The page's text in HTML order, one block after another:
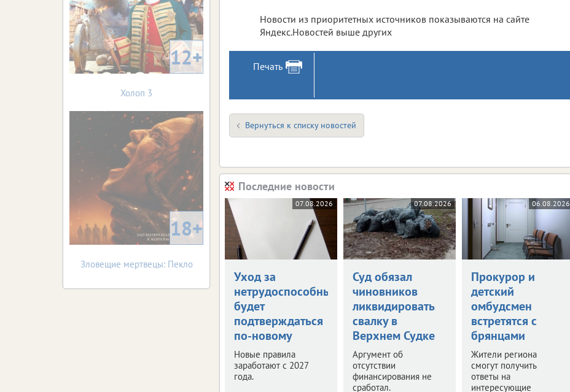
Новости из приоритетных источников показываются на сайте
Яндекс.Новостей выше других
Печать
Вернуться к списку новостей
Последние новости
07.08.2026
Уход за
нетрудоспособными
будет
подтверждаться
по-новому
Новые правила
заработают с 2027
года.
07.08.2026
Суд обязал
чиновников
ликвидировать
свалку в
Верхнем Судке
Аргумент об
отсутствии
финансирования не
сработал.
06.08.2026
Прокурор и
детский
омбудсмен
встретятся с
брянцами
Жители региона
смогут получить
ответы на
интересующие
12+
Холоп 3
18+
Зловещие мертвецы: Пекло